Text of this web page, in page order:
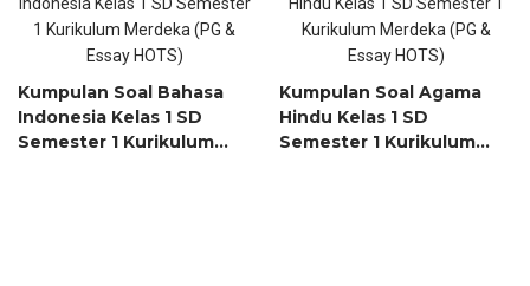
Kumpulan Soal Bahasa
Indonesia Kelas 1 SD
Semester 1 Kurikulum
Kumpulan Soal Agama
Hindu Kelas 1 SD
Semester 1 Kurikulum